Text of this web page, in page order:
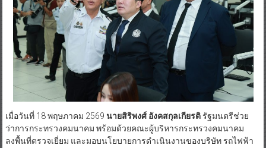
เมื่อวันที่ 18 พฤษภาคม 2569 นายสิริพงศ์ อังคสกุลเกียรติรัฐมนตรีช่วย
ว่าการกระทรวงคมนาคม พร้อมด้วยคณะผู้บริหารกระทรวงคมนาคม
ลงพื้นที่ตรวจเยี่ยม และมอบนโยบายการดำเนินงานของบริษัท รถไฟฟ้า